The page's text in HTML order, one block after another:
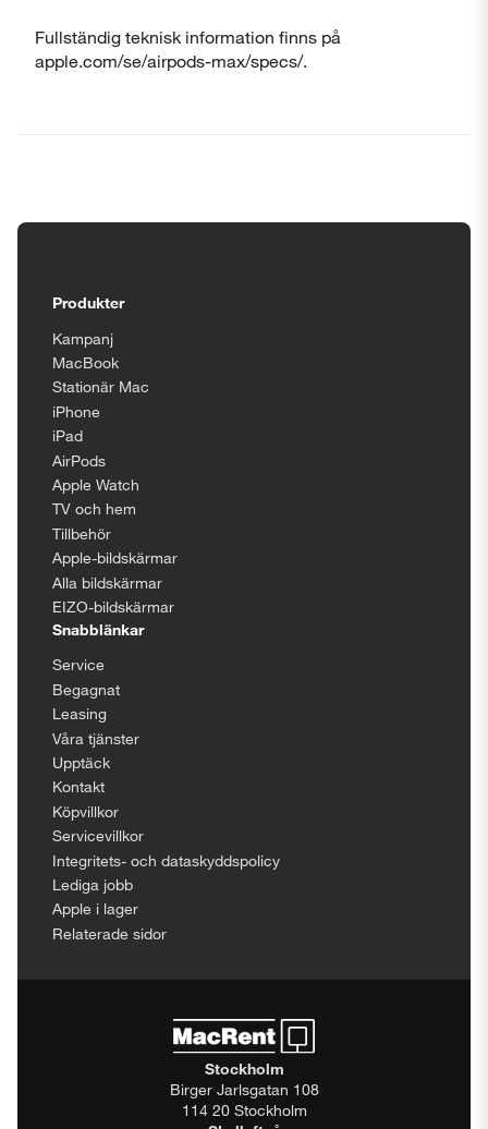
Fullständig teknisk information finns på
apple.com/se/airpods-max/specs/.
Produkter
Kampanj
MacBook
Stationär Mac
iPhone
iPad
AirPods
Apple Watch
TV och hem
Tillbehör
Apple-bildskärmar
Alla bildskärmar
EIZO-bildskärmar
Snabblänkar
Service
Begagnat
Leasing
Våra tjänster
Upptäck
Kontakt
Köpvillkor
Servicevillkor
Integritets- och dataskyddspolicy
Lediga jobb
Apple i lager
Relaterade sidor
Stockholm
Birger Jarlsgatan 108
114 20 Stockholm